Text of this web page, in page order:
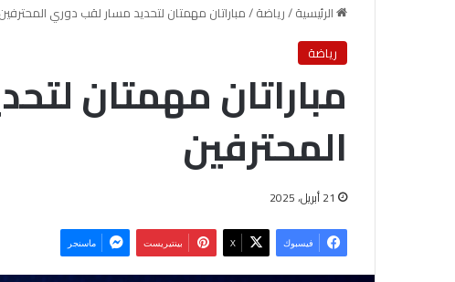
الرئيسية/رياضة/مباراتان مهمتان لتحديد مسار لقب دوري المحترفين
رياضة
مباراتان مهمتان
المحترفين
21 أبريل، 2025
فيسبوك ‫X بينتيريست ماسنجر